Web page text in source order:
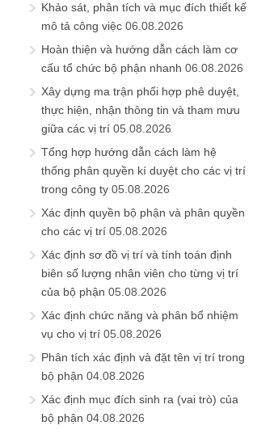
Khảo sát, phân tích và mục đích thiết kế
mô tả công việc 06.08.2026
Hoàn thiện và hướng dẫn cách làm cơ
cấu tổ chức bộ phận nhanh 06.08.2026
Xây dựng ma trận phối hợp phê duyệt,
thực hiện, nhận thông tin và tham mưu
giữa các vị trí 05.08.2026
Tổng hợp hướng dẫn cách làm hệ
thống phân quyền kí duyệt cho các vị trí
trong công ty 05.08.2026
Xác định quyền bộ phận và phân quyền
cho các vị trí 05.08.2026
Xác định sơ đồ vị trí và tính toán định
biên số lượng nhân viên cho từng vị trí
của bộ phận 05.08.2026
Xác định chức năng và phân bổ nhiệm
vụ cho vị trí 05.08.2026
Phân tích xác định và đặt tên vị trí trong
bộ phận 04.08.2026
Xác định mục đích sinh ra (vai trò) của
bộ phận 04.08.2026